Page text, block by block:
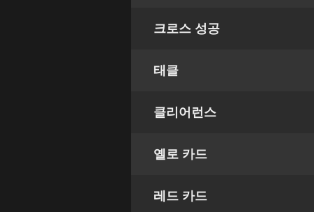
크로스 성공
태클
클리어런스
옐로 카드
레드 카드